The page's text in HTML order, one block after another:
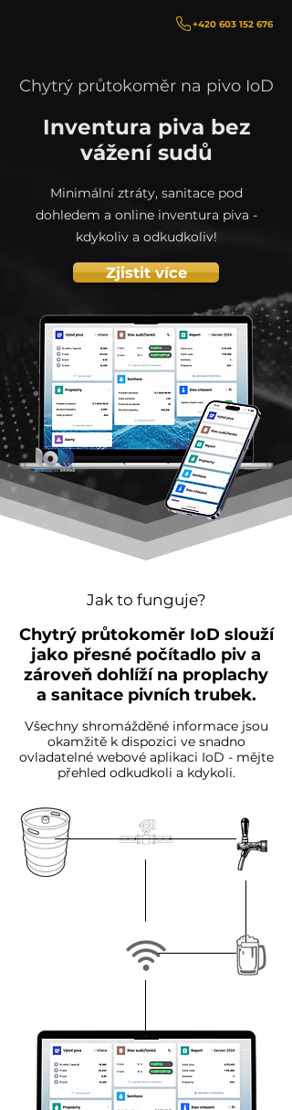
+420 603 152 676
Chytrý průtokoměr na pivo IoD
Inventura piva bez
vážení sudů
Minimální ztráty, sanitace pod
dohledem a online inventura piva -
kdykoliv a odkudkoliv!
Zjistit více
Jak to funguje?
Chytrý průtokoměr IoD slouží
jako přesné počítadlo piv a
zároveň dohlíží na proplachy
a sanitace pivních trubek.
Všechny shromážděné informace jsou
okamžitě k dispozici ve snadno
ovladatelné webové aplikaci IoD - mějte
přehled odkudkoli a kdykoli.